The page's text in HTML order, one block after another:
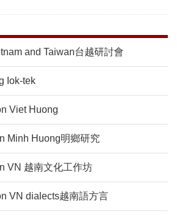
and Taiwan台越研討會
Iok-tek
Viet Huong
Minh Huong明鄉研究
VN 越南文化工作坊
VN dialects越南語方言